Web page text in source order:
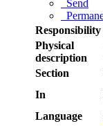
Send
Responsibility
Physical
description
Section
In
Language